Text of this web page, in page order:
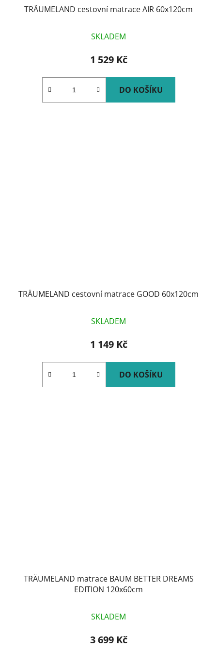
TRÄUMELAND cestovní matrace AIR 60x120cm
SKLADEM
1 529 Kč
DO KOŠÍKU
TRÄUMELAND cestovní matrace GOOD 60x120cm
SKLADEM
1 149 Kč
DO KOŠÍKU
TRÄUMELAND matrace BAUM BETTER DREAMS
EDITION 120x60cm
SKLADEM
3 699 Kč